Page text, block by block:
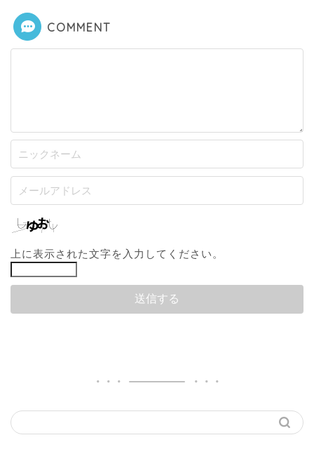
COMMENT
上に表示された文字を入力してください。